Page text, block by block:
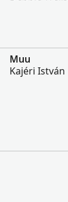
Muu
Kajéri István